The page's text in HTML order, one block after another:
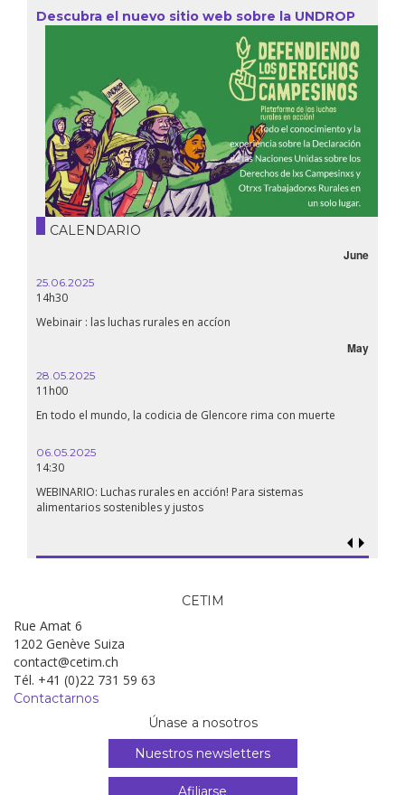
Descubra el nuevo sitio web sobre la UNDROP
CALENDARIO
June
25.06.2025
14h30
Webinair : las luchas rurales en accíon
May
28.05.2025
11h00
En todo el mundo, la codicia de Glencore rima con muerte
06.05.2025
14:30
WEBINARIO: Luchas rurales en acción! Para sistemas
alimentarios sostenibles y justos
CETIM
Rue Amat 6
1202 Genève Suiza
contact@cetim.ch
Tél. +41 (0)22 731 59 63
Contactarnos
Únase a nosotros
Nuestros newsletters
Afiliarse